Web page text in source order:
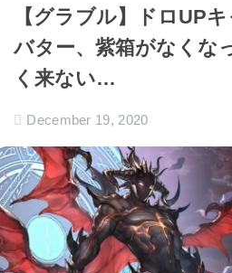
【グラブル】ドロUP
バター、紫箱がなくな
く来ない…
December 19, 2020